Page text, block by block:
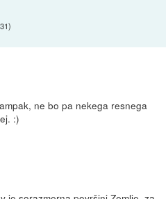
)
ne bo pa nekega resnega
:)